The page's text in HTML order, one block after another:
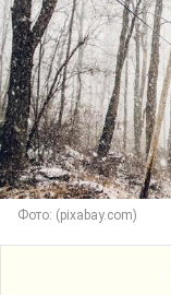
Фото: (pixabay.com)